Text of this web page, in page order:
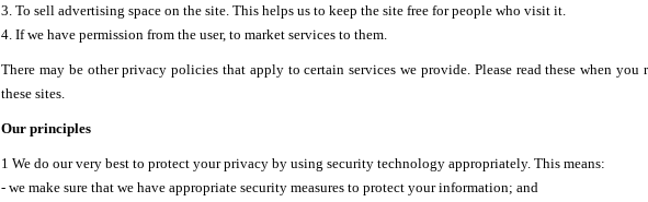
3. To sell advertising space on the site. This helps us to keep the site free for people who visit it.
4. If we have permission from the user, to market services to them.
There may be other privacy policies that apply to certain services we provide. Please read these when you
these sites.
Our principles
1 We do our very best to protect your privacy by using security technology appropriately. This means:
- we make sure that we have appropriate security measures to protect your information; and